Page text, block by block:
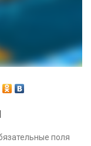
поля